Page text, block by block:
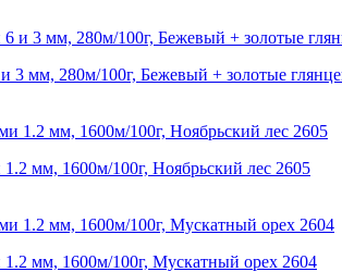
3 мм, 280м/100г, Бежевый + золотые
мм, 1600м/100г, Ноябрьский лес 2605
1.2 мм, 1600м/100г, Мускатный орех 2604